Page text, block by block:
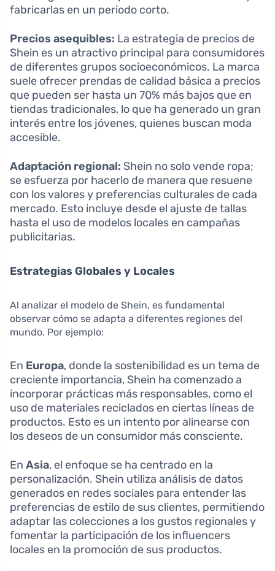
fabricarlas en un periodo corto.
Precios asequibles: La estrategia de precios de
Shein es un atractivo principal para consumidores
de diferentes grupos socioeconómicos. La marca
suele ofrecer prendas de calidad básica a precios
que pueden ser hasta un 70% más bajos que en
tiendas tradicionales, lo que ha generado un gran
interés entre los jóvenes, quienes buscan moda
accesible.
Adaptación regional: Shein no solo vende ropa;
se esfuerza por hacerlo de manera que resuene
con los valores y preferencias culturales de cada
mercado. Esto incluye desde el ajuste de tallas
hasta el uso de modelos locales en campañas
publicitarias.
Estrategias Globales y Locales
Al analizar el modelo de Shein, es fundamental
observar cómo se adapta a diferentes regiones del
mundo. Por ejemplo:
En Europa, donde la sostenibilidad es un tema de
creciente importancia, Shein ha comenzado a
incorporar prácticas más responsables, como el
uso de materiales reciclados en ciertas líneas de
productos. Esto es un intento por alinearse con
los deseos de un consumidor más consciente.
En Asia, el enfoque se ha centrado en la
personalización. Shein utiliza análisis de datos
generados en redes sociales para entender las
preferencias de estilo de sus clientes, permitiendo
adaptar las colecciones a los gustos regionales y
fomentar la participación de los influencers
locales en la promoción de sus productos.